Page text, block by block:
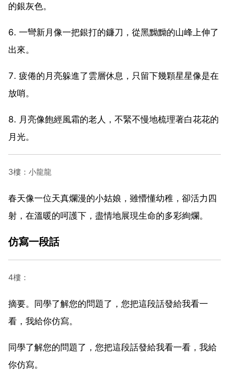
的銀灰色。
6. 一彎新月像一把銀打的鐮刀，從黑黝黝的山峰上伸了
出來。
7. 疲倦的月亮躲進了雲層休息，只留下幾顆星星像是在
放哨。
8. 月亮像飽經風霜的老人，不緊不慢地梳理著白花花的
月光。
3樓：小龍龍
春天像一位天真爛漫的小姑娘，雖懵懂幼稚，卻活力四
射，在溫暖的呵護下，盡情地展現生命的多彩絢爛。
仿寫一段話
4樓：
摘要。同學了解您的問題了，您把這段話發給我看一
看，我給你仿寫。
同學了解您的問題了，您把這段話發給我看一看，我給
你仿寫。